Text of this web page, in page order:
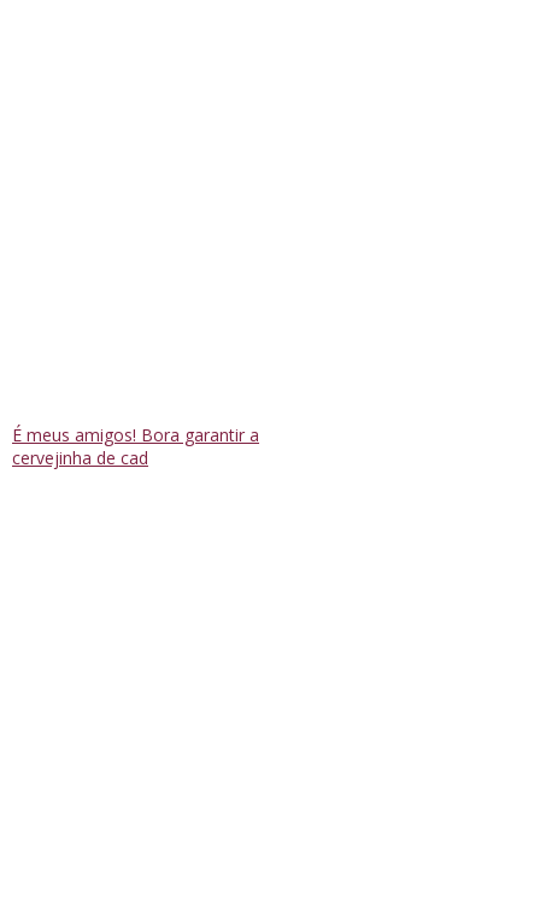
É meus amigos! Bora garantir a
cervejinha de cad